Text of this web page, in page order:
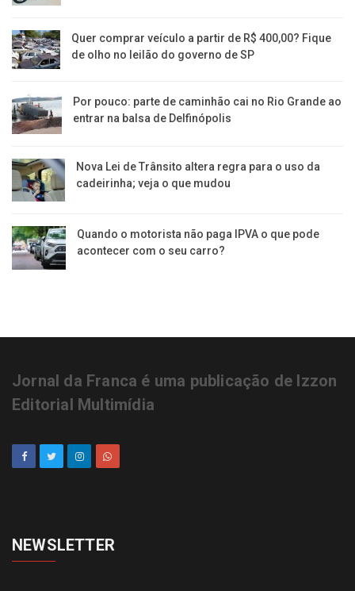
Quer comprar veículo a partir de R$ 400,00? Fique
de olho no leilão do governo de SP
Por pouco: parte de caminhão cai no Rio Grande ao
entrar na balsa de Delfinópolis
Nova Lei de Trânsito altera regra para o uso da
cadeirinha; veja o que mudou
Quando o motorista não paga IPVA o que pode
acontecer com o seu carro?
Jornal da Franca é uma publicação de Izzon
Editorial Multimídia
NEWSLETTER